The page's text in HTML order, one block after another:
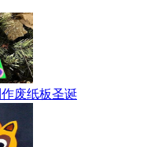
废纸板圣诞